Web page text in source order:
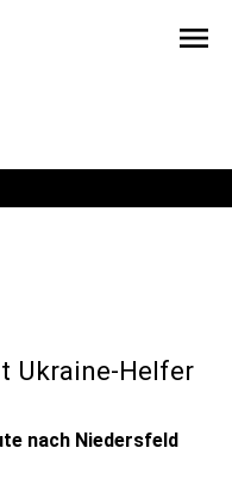
menu
Ukraine-Helfer
nach Niedersfeld